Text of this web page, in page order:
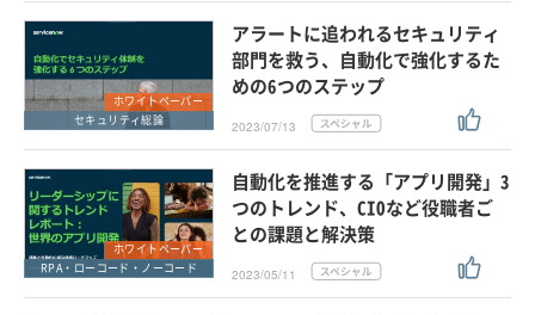
ホワイトペーパー
セキュリティ総論
アラートに追われるセキュリティ
部門を救う、自動化で強化するた
めの6つのステップ
2023/07/13
ホワイトペーパー
RPA・ローコード・ノーコード
自動化を推進する「アプリ開発」3
つのトレンド、CIOなど役職者ご
との課題と解決策
2023/05/11